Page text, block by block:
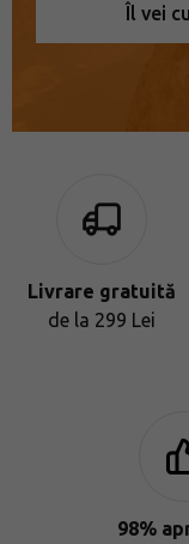
Îl vei
Livrare gratuită
de la 299 Lei
98%